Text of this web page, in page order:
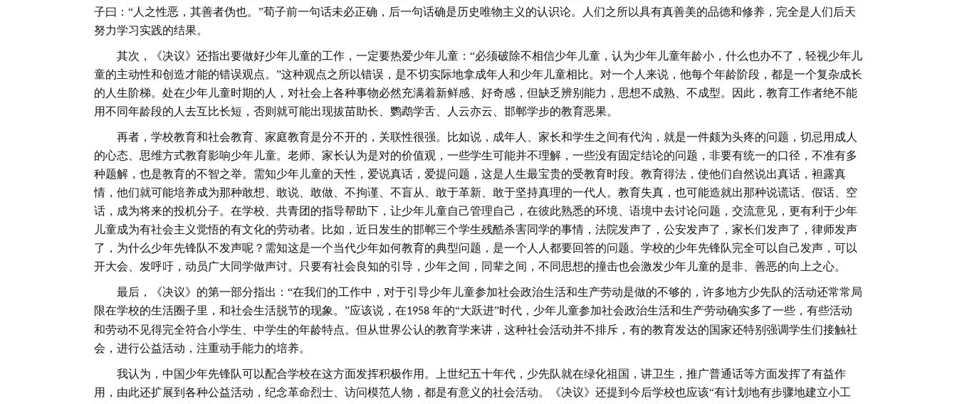
子曰： “人之性恶，其善者伪也。”荀子前一句话未必正确，后一句话确是历史唯物主义的认识论。人们之所以具有真善美的品德和修养，完全是人们后天
努力学习实践的结果。
其次，《决议》还指出要做好少年儿童的工作，一定要热爱少年儿童： “必须破除不相信少年儿童，认为少年儿童年龄小，什么也办不了，轻视少年儿
童的主动性和创造才能的错误观点。”这种观点之所以错误，是不切实际地拿成年人和少年儿童相比。对一个人来说，他每个年龄阶段，都是一个复杂成长
的人生阶梯。处在少年儿童时期的人，对社会上各种事物必然充满着新鲜感、好奇感，但缺乏辨别能力，思想不成熟、不成型。因此，教育工作者绝不能
用不同年龄段的人去互比长短，否则就可能出现拔苗助长、鹦鹉学舌、人云亦云、邯郸学步的教育恶果。
再者，学校教育和社会教育、家庭教育是分不开的，关联性很强。比如说，成年人、家长和学生之间有代沟，就是一件颇为头疼的问题，切忌用成人
的心态、思维方式教育影响少年儿童。老师、家长认为是对的价值观，一些学生可能并不理解，一些没有固定结论的问题，非要有统一的口径，不准有多
种题解，也是教育的不智之举。需知少年儿童的天性，爱说真话，爱提问题，这是人生最宝贵的受教育时段。教育得法，使他们自然说出真话，袒露真
情，他们就可能培养成为那种敢想、敢说、敢做、不拘谨、不盲从、敢于革新、敢于坚持真理的一代人。教育失真，也可能造就出那种说谎话、假话、空
话，成为将来的投机分子。在学校、共青团的指导帮助下，让少年儿童自己管理自己，在彼此熟悉的环境、语境中去讨论问题，交流意见，更有利于少年
儿童成为有社会主义觉悟的有文化的劳动者。比如，近日发生的邯郸三个学生残酷杀害同学的事情，法院发声了，公安发声了，家长们发声了，律师发声
了，为什么少年先锋队不发声呢？需知这是一个当代少年如何教育的典型问题，是一个人人都要回答的问题。学校的少年先锋队完全可以自己发声，可以
开大会、发呼吁，动员广大同学做声讨。只要有社会良知的引导，少年之间，同辈之间，不同思想的撞击也会激发少年儿童的是非、善恶的向上之心。
最后，《决议》的第一部分指出： “在我们的工作中，对于引导少年儿童参加社会政治生活和生产劳动是做的不够的，许多地方少先队的活动还常常局
限在学校的生活圈子里，和社会生活脱节的现象。”应该说，在1958 年的“大跃进”时代，少年儿童参加社会政治生活和生产劳动确实多了一些，有些活动
和劳动不见得完全符合小学生、中学生的年龄特点。但从世界公认的教育学来讲，这种社会活动并不排斥，有的教育发达的国家还特别强调学生们接触社
会，进行公益活动，注重动手能力的培养。
我认为，中国少年先锋队可以配合学校在这方面发挥积极作用。上世纪五十年代，少先队就在绿化祖国，讲卫生，推广普通话等方面发挥了有益作
用，由此还扩展到各种公益活动，纪念革命烈士、访问模范人物，都是有意义的社会活动。《决议》还提到今后学校也应该“有计划地有步骤地建立小工